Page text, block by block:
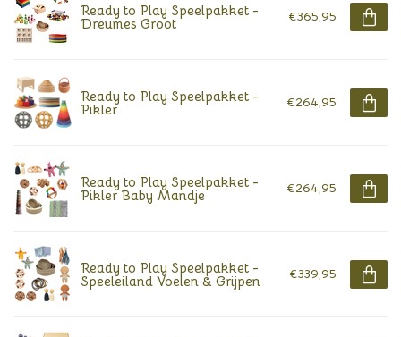
Ready to Play Speelpakket -
Dreumes Groot €365,95
Ready to Play Speelpakket -
Pikler €264,95
Ready to Play Speelpakket -
Pikler Baby Mandje €264,95
Ready to Play Speelpakket -
Speeleiland Voelen & Grijpen €339,95